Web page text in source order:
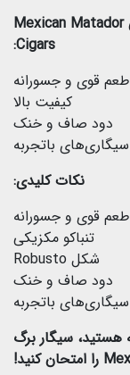
مزایای استفاده از سیگار برگ ماتادور مکزیکی Mexican Matador
Cigars:
طعم قوی و جسورانه
کیفیت بالا
دود صاف و خنک
باتجربه
نکات کلیدی:
طعم قوی و جسورانه
تنباکو مکزیکی
شکل Robusto
دود صاف و خنک
باتجربه
هستید، سیگار برگ